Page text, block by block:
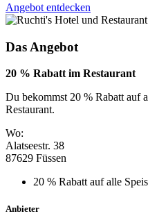
Angebot entdecken
Das Angebot
20 % Rabatt im Restaurant
Du bekommst 20 % Rabatt auf
Restaurant.
Wo:
Alatseestr. 38
87629 Füssen
20 % Rabatt auf alle
Anbieter